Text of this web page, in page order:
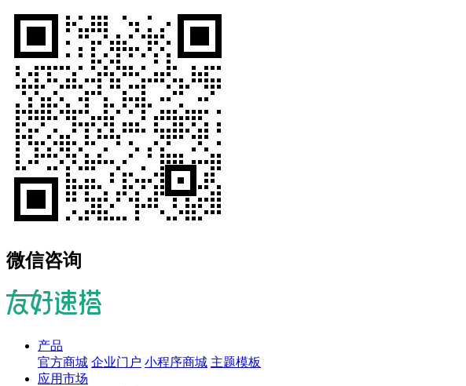
微信咨询
产品
官方商城 企业门户 小程序商城 主题模板
应用市场